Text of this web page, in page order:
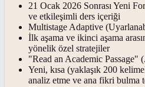
21 Ocak 2026 Sonrası Yeni
ve etkileşimli ders içeriği
Multistage Adaptive
İlk aşama ve ikinci aşama
yönelik özel stratejiler
"Read an Academic Passage"
Yeni, kısa (yaklaşık 200
analiz etme ve ana fikri bulma